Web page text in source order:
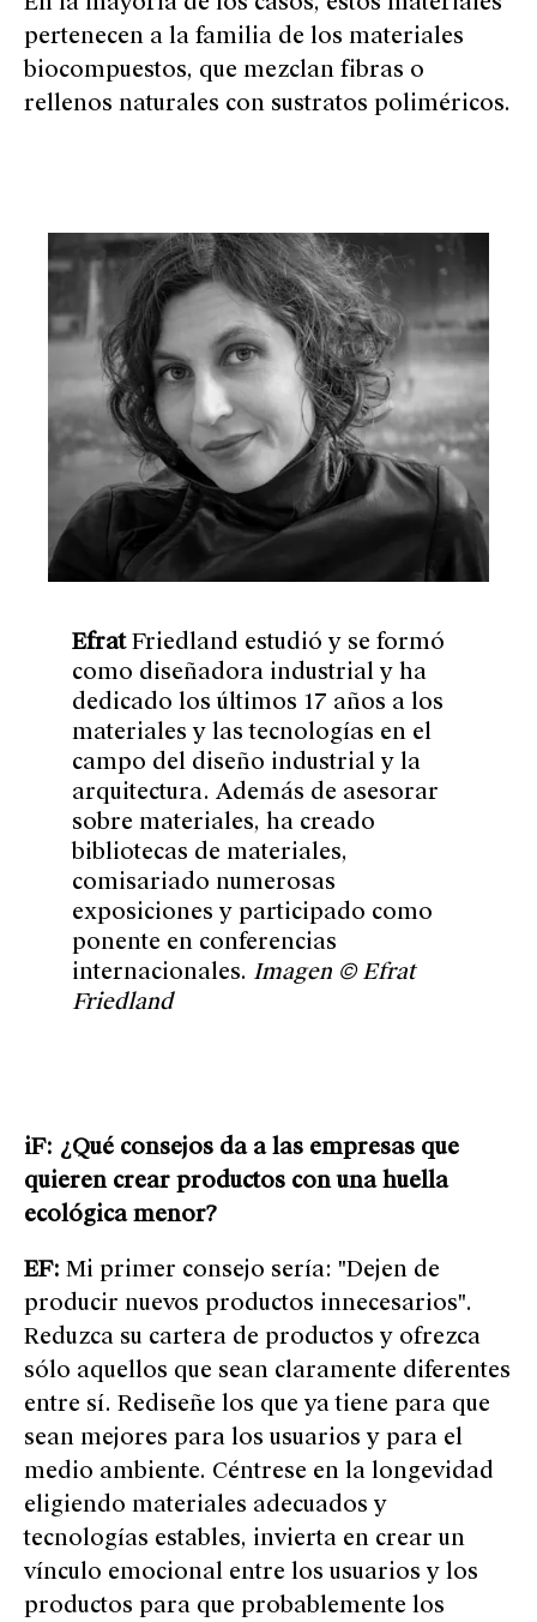
pertenecen a la familia de los materiales
biocompuestos, que mezclan fibras o
rellenos naturales con sustratos poliméricos.
EfratFriedland estudió y se formó
como diseñadora industrial y ha
dedicado los últimos 17 años a los
materiales y las tecnologías en el
campo del diseño industrial y la
arquitectura. Además de asesorar
sobre materiales, ha creado
bibliotecas de materiales,
comisariado numerosas
exposiciones y participado como
ponente en conferencias
internacionales. Imagen © Efrat
Friedland
iF: ¿Qué consejos da a las empresas que
quieren crear productos con una huella
ecológica menor?
EF: Mi primer consejo sería: "Dejen de
producir nuevos productos innecesarios".
Reduzca su cartera de productos y ofrezca
sólo aquellos que sean claramente diferentes
entre sí. Rediseñe los que ya tiene para que
sean mejores para los usuarios y para el
medio ambiente. Céntrese en la longevidad
eligiendo materiales adecuados y
tecnologías estables, invierta en crear un
vínculo emocional entre los usuarios y los
productos para que probablemente los